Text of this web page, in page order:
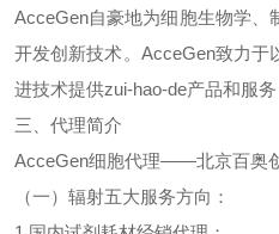
AcceGen自豪地为细胞生物学、
开发创新技术。 AcceGen致力于
进技术提供zui-hao-de产品和服
三、代理简介
AcceGen细胞代理——北京百奥
（一）辐射五大服务方向：